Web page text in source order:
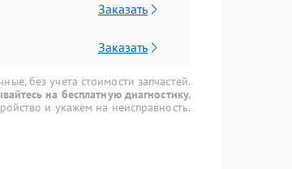
Заказать
Заказать
без учета стоимости запчастей.
на бесплатную диагностику.
и укажем на неисправность.